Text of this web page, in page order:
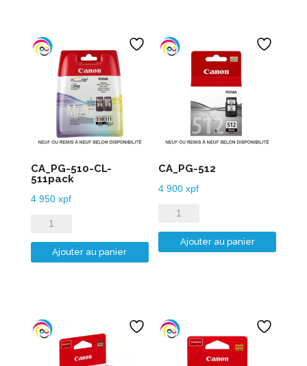
CA_PG-510-CL-
511pack
4 950 xpf
quantité
de
CA_PG-
Ajouter au panier
CA_PG-512
4 900xpf
quantité
de
CA_PG-
Ajouter au panier